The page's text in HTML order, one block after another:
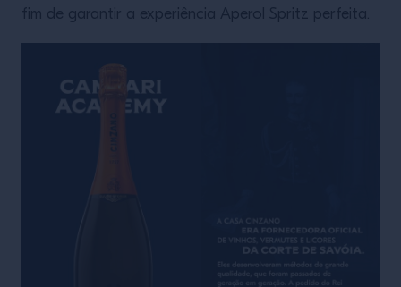
fim de garantir a experiência Aperol Spritz perfeita.